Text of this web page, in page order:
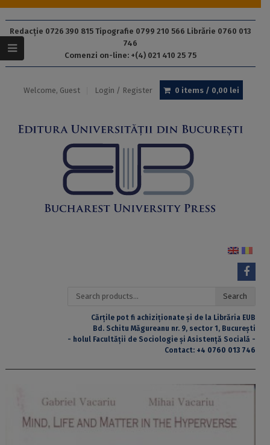
Redacție 0726 390 815 Tipografie 0799 210 566 Librărie 0760 013
746
Comenzi on-line: +(4) 021 410 25 75
Welcome, Guest Login / Register 0 items / 0,00 lei
Search
Search
Cărțile pot fi achiziționate și de la Librăria EUB
Bd. Schitu Măgureanu nr. 9, sector 1, București
- holul Facultății de Sociologie și Asistență Socială -
Contact: +4 0760 013 746